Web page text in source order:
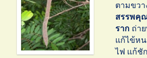
ตามขวา
สรรพคุ
ราก ถ่า
แก้ไข้ห
ไฟ แก้ชั